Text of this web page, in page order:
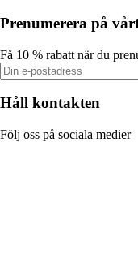
Prenumerera på
Få 10 % rabatt när du
Håll kontakten
Följ oss på sociala medier